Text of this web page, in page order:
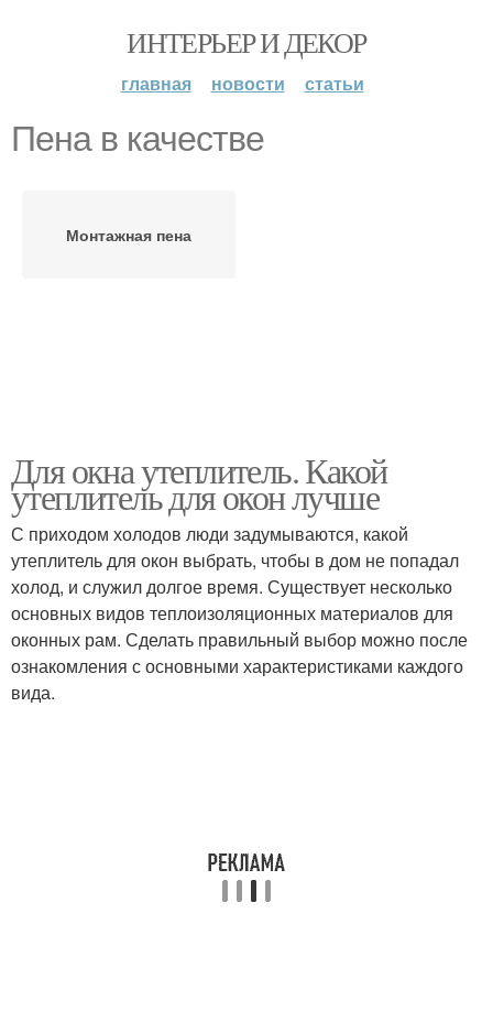
ИНТЕРЬЕР И ДЕКОР
главная новости статьи
Пена в качестве
Монтажная пена
Для окна утеплитель. Какой
утеплитель для окон лучше
С приходом холодов люди задумываются, какой
утеплитель для окон выбрать, чтобы в дом не попадал
холод, и служил долгое время. Существует несколько
основных видов теплоизоляционных материалов для
оконных рам. Сделать правильный выбор можно после
ознакомления с основными характеристиками каждого
вида.